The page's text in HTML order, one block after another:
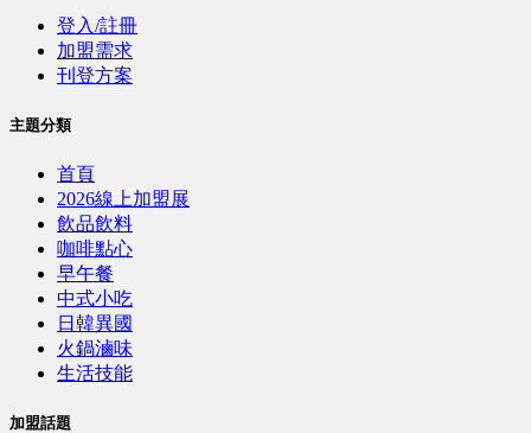
登入/註冊
加盟需求
刊登方案
主題分類
首頁
2026線上加盟展
飲品飲料
咖啡點心
早午餐
中式小吃
日韓異國
火鍋滷味
生活技能
加盟話題